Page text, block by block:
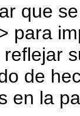
que
para
de
en la